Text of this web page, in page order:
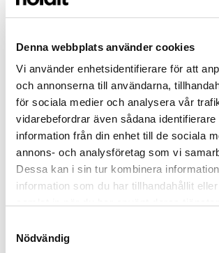
Denna webbplats använder cookies
Vi använder enhetsidentifierare för att
och annonserna till användarna,
för sociala medier och analysera vår
vidarebefordrar även sådana identifierare
information från din enhet till de sociala
annons- och analysföretag som vi
Dessa kan i sin tur kombinera
information som du har tillhandahållit
Nödvändig
Yksityiskohdat
Kestävyys
Yhdistä
Limited Edition
New in